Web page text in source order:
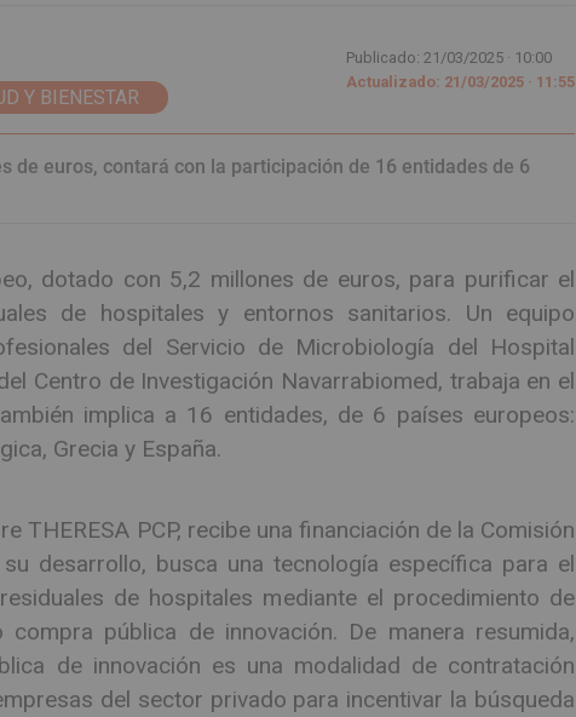
Y BIENESTAR
Publicado: 21/03/2025 · 10:00
Actualizado: 21/03/2025 · 11:55
de euros, contará con la participación de 16 entidades de 6
dotado con 5,2 millones de euros, para purificar el
de hospitales y entornos sanitarios. Un equipo
del Servicio de Microbiología del Hospital
Centro de Investigación Navarrabiomed, trabaja en el
implica a 16 entidades, de 6 países europeos:
Grecia y España.
THERESA PCP, recibe una financiación de la Comisión
desarrollo, busca una tecnología específica para el
de hospitales mediante el procedimiento de
compra pública de innovación. De manera resumida,
de innovación es una modalidad de contratación
del sector privado para incentivar la búsqueda